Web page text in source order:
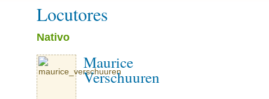
Locutores
Nativo
Maurice
Verschuuren